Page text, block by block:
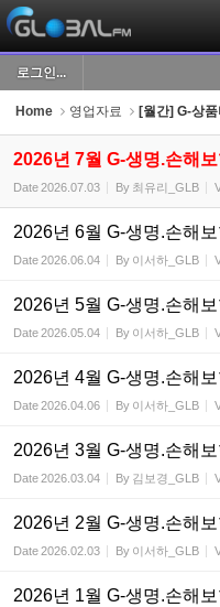
로그인...
Home 영업자료 [월간] G-상
2026년 7월 G-생명.손해
Date2026.07.03 By 최유리_GLB
2026년 6월 G-생명.손해
Date2026.06.04 By 이서하_GLB
2026년 5월 G-생명.손해
Date2026.05.04 By 이서하_GLB
2026년 4월 G-생명.손해
Date2026.04.06 By 이서하_GLB
2026년 3월 G-생명.손해
Date2026.03.04 By 김보경_GLB
2026년 2월 G-생명.손해
Date2026.02.03 By 이서하_GLB
2026년 1월 G-생명.손해